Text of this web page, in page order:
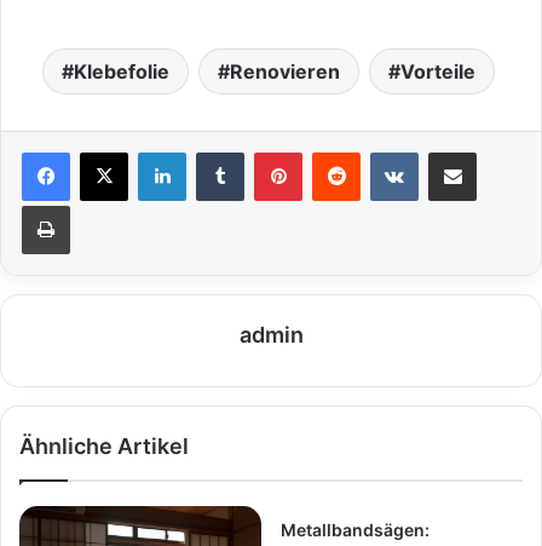
Klebefolie Renovieren Vorteile
admin
Ähnliche Artikel
Metallbandsägen: